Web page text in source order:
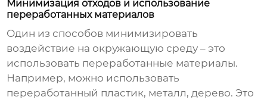
Минимизация отходов и использование
переработанных материалов
Один из способов минимизировать
воздействие на окружающую среду – это
использовать переработанные материалы.
Например, можно использовать
переработанный пластик, металл, дерево. Это